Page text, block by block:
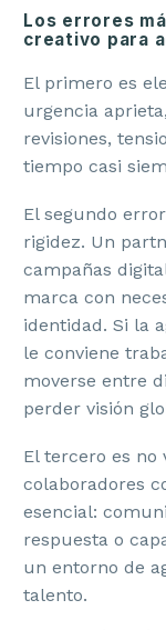
Los errores
creativo para
El primero es
urgencia
revisiones,
tiempo casi
El segundo
rigidez. Un
campañas
marca con
identidad. Si la
le conviene
moverse entre
perder visión
El tercero es no
colaboradores
esencial:
respuesta o
un entorno de
talento.